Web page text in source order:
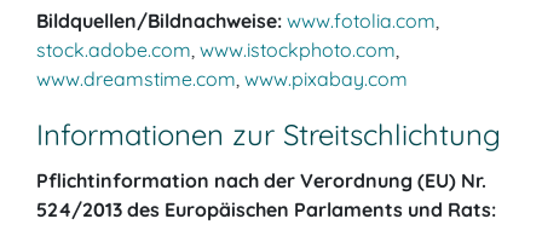
Bildquellen/Bildnachweise: www.fotolia.com,
stock.adobe.com, www.istockphoto.com,
www.dreamstime.com, www.pixabay.com
Informationen zur Streitschlichtung
Pflichtinformation nach der Verordnung (EU) Nr.
524/2013 des Europäischen Parlaments und Rats: